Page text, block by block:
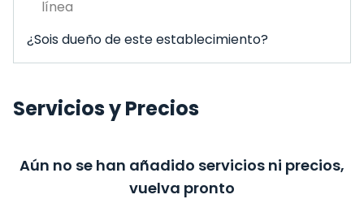
línea
¿Sois dueño de este establecimiento?
Servicios y Precios
Aún no se han añadido servicios ni precios,
vuelva pronto